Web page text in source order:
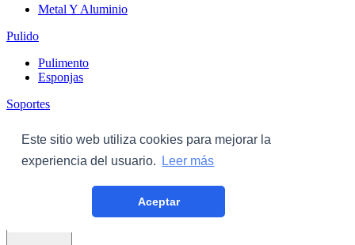
Este sitio web utiliza cookies para mejorar la
experiencia del usuario.
Leer más
Aceptar
Metal Y Aluminio
Pulido
Pulimento
Esponjas
Soportes
Triangulares